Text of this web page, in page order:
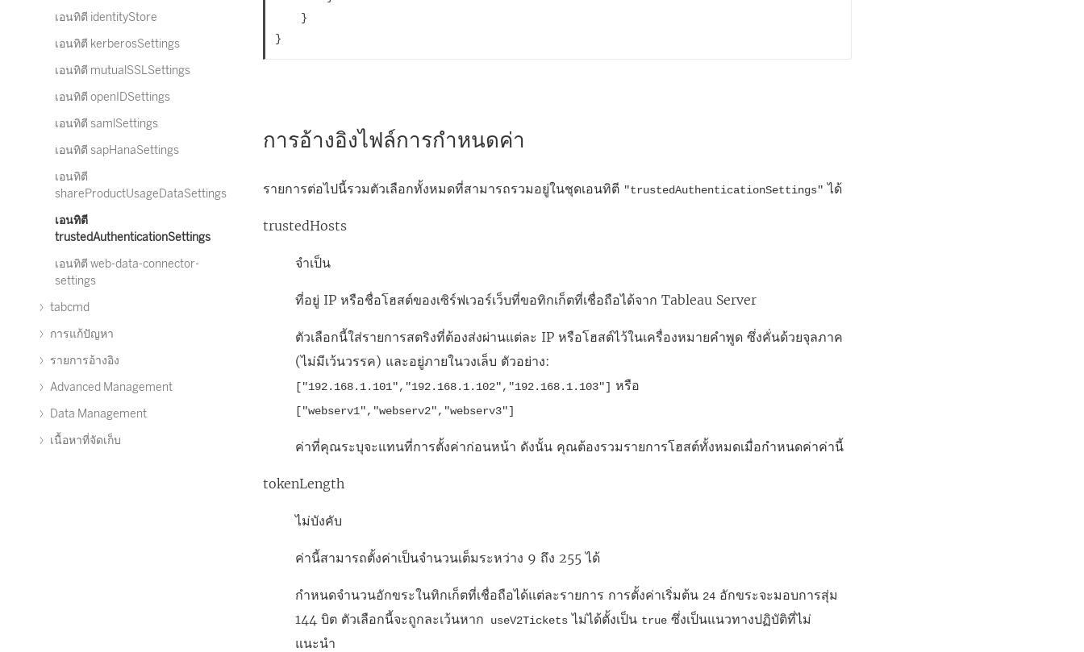
เอนทิตี identityStore
เอนทิตี kerberosSettings
เอนทิตี mutualSSLSettings
เอนทิตี openIDSettings
เอนทิตี samlSettings
เอนทิตี sapHanaSettings
เอนทิตี
shareProductUsageDataSettings
เอนทิตี
trustedAuthenticationSettings
เอนทิตี web-data-connector-
settings
tabcmd
การแก้ปัญหา
รายการอ้างอิง
Advanced Management
Data Management
เนื้อหาที่จัดเก็บ
การอ้างอิงไฟล์การกำหนดค่า
รายการต่อไปนี้รวมตัวเลือกทั้งหมดที่สามารถรวมอยู่ในชุดเอนทิตี "trustedAuthenticationSettings" ได้
trustedHosts
จำเป็น
ที่อยู่ IP หรือชื่อโฮสต์ของเซิร์ฟเวอร์เว็บที่ขอทิกเก็ตที่เชื่อถือได้จาก Tableau Server
ตัวเลือกนี้ใส่รายการสตริงที่ต้องส่งผ่านแต่ละ IP หรือโฮสต์ไว้ในเครื่องหมายคำพูด ซึ่งคั่นด้วยจุลภาค
(ไม่มีเว้นวรรค) และอยู่ภายในวงเล็บ ตัวอย่าง:
["192.168.1.101","192.168.1.102","192.168.1.103"] หรือ
["webserv1","webserv2","webserv3"]
ค่าที่คุณระบุจะแทนที่การตั้งค่าก่อนหน้า ดังนั้น คุณต้องรวมรายการโฮสต์ทั้งหมดเมื่อกำหนดค่าค่านี้
tokenLength
ไม่บังคับ
ค่านี้สามารถตั้งค่าเป็นจำนวนเต็มระหว่าง 9 ถึง 255 ได้
กำหนดจำนวนอักขระในทิกเก็ตที่เชื่อถือได้แต่ละรายการ การตั้งค่าเริ่มต้น 24 อักขระจะมอบการสุ่ม
144 บิต ตัวเลือกนี้จะถูกละเว้นหาก useV2Tickets ไม่ได้ตั้งเป็น true ซึ่งเป็นแนวทางปฏิบัติที่ไม่
แนะนำ